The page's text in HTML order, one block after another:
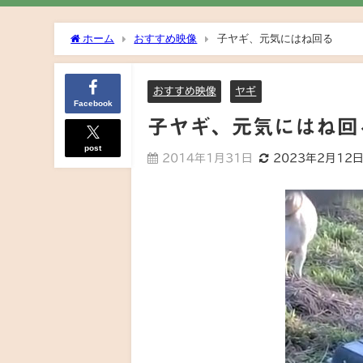
ホーム おすすめ映像 子ヤギ、元気にはね回る
Facebook
post
おすすめ映像 ヤギ
子ヤギ、元気にはね回
2014年1月31日 2023年2月12